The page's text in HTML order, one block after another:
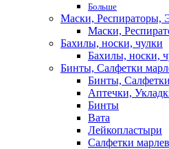
Больше
Маски, Респираторы,
Маски,
Бахилы, носки, чулки
Бахилы, носки,
Бинты, Салфетки
Бинты,
Аптечки,
Бинты
Вата
Лейкопластыри
Салфетки